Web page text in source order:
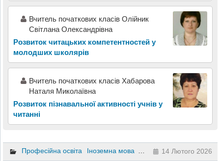
Вчитель початкових класів Олійник
Світлана Олександрівна
Розвиток читацьких компетентностей у
молодших школярів
Вчитель початкових класів Хабарова
Наталя Миколаївна
Розвиток пізнавальної активності учнів у
читанні
Професійна освіта Іноземна мова 1 клас 2 клас 3 клас
14 Лютого 2026